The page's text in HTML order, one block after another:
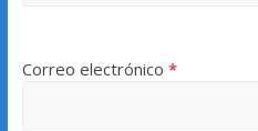
Correo electrónico *